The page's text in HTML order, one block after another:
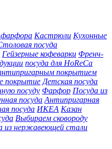
фарфора Кастрюли Кухонные
посуда
Гейзерные кофеварки Френч-
посуда для HoReCa
покрытием
покрытие Детская посуда
посуду Фарфор Посуда из
посуда Антипригарная
посуда ИКЕА Казан
Выбираем сковороду
из нержавеющей стали